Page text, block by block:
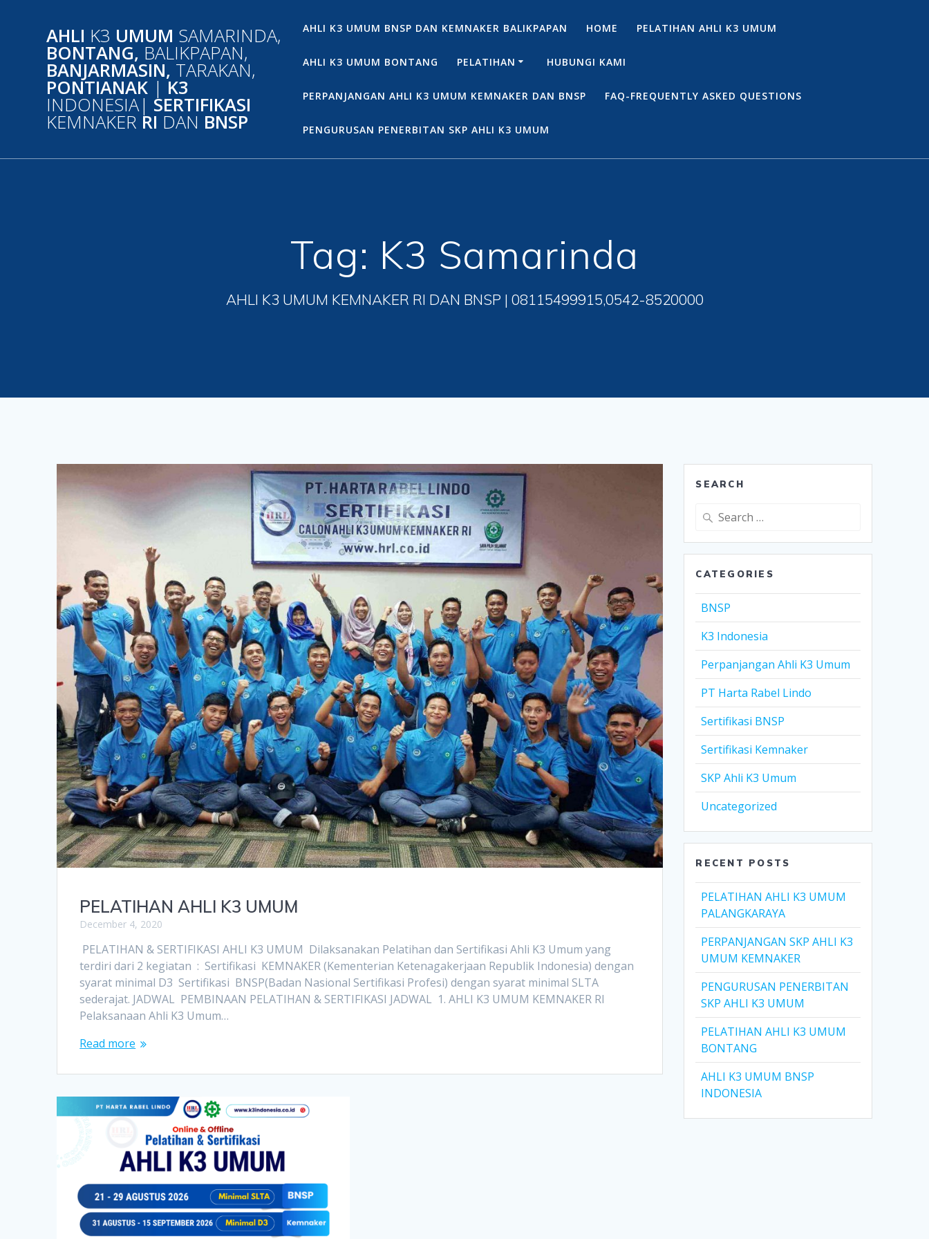
AHLI K3 UMUM SAMARINDA,
BONTANG, BALIKPAPAN,
BANJARMASIN, TARAKAN,
PONTIANAK | K3
INDONESIA| SERTIFIKASI
KEMNAKER RI DAN BNSP
AHLI K3 UMUM BNSP DAN KEMNAKER BALIKPAPAN HOME PELATIHAN AHLI K3 UMUM
AHLI K3 UMUM BONTANG PELATIHAN HUBUNGI KAMI
PERPANJANGAN AHLI K3 UMUM KEMNAKER DAN BNSP FAQ-FREQUENTLY ASKED QUESTIONS
PENGURUSAN PENERBITAN SKP AHLI K3 UMUM
Tag: K3 Samarinda
AHLI K3 UMUM KEMNAKER RI DAN BNSP | 08115499915,0542-8520000
PELATIHAN AHLI K3 UMUM
December 4, 2020
PELATIHAN & SERTIFIKASI AHLI K3 UMUM Dilaksanakan Pelatihan dan Sertifikasi Ahli K3 Umum yang
terdiri dari 2 kegiatan : Sertifikasi KEMNAKER (Kementerian Ketenagakerjaan Republik Indonesia) dengan
syarat minimal D3 Sertifikasi BNSP(Badan Nasional Sertifikasi Profesi) dengan syarat minimal SLTA
sederajat. JADWAL PEMBINAAN PELATIHAN & SERTIFIKASI JADWAL 1. AHLI K3 UMUM KEMNAKER RI
Pelaksanaan Ahli K3 Umum…
Read more
SEARCH
Search
CATEGORIES
BNSP
K3 Indonesia
Perpanjangan Ahli K3 Umum
PT Harta Rabel Lindo
Sertifikasi BNSP
Sertifikasi Kemnaker
SKP Ahli K3 Umum
Uncategorized
RECENT POSTS
PELATIHAN AHLI K3 UMUM
PALANGKARAYA
PERPANJANGAN SKP AHLI K3
UMUM KEMNAKER
PENGURUSAN PENERBITAN
SKP AHLI K3 UMUM
PELATIHAN AHLI K3 UMUM
BONTANG
AHLI K3 UMUM BNSP
INDONESIA